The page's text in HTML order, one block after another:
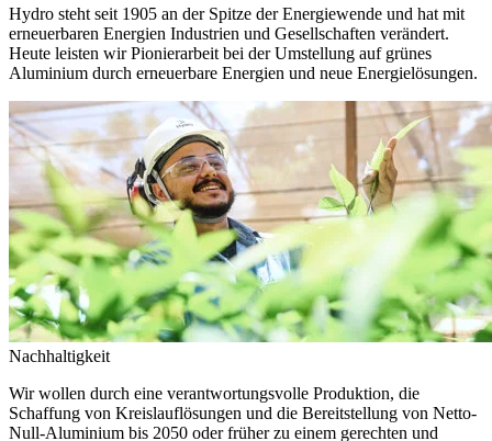
Hydro steht seit 1905 an der Spitze der Energiewende und hat mit
erneuerbaren Energien Industrien und Gesellschaften verändert.
Heute leisten wir Pionierarbeit bei der Umstellung auf grünes
Aluminium durch erneuerbare Energien und neue Energielösungen.
Nachhaltigkeit
Wir wollen durch eine verantwortungsvolle Produktion, die
Schaffung von Kreislauflösungen und die Bereitstellung von Netto-
Null-Aluminium bis 2050 oder früher zu einem gerechten und